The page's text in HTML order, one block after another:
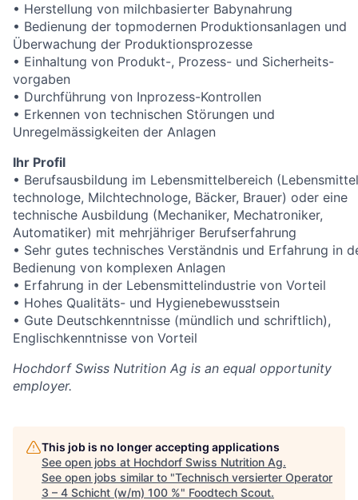
• Herstellung von milchbasierter Babynahrung
• Bedienung der topmodernen Produktionsanlagen und
Überwachung der Produktionsprozesse
• Einhaltung von Produkt-, Prozess- und Sicherheits-
vorgaben
• Durchführung von Inprozess-Kontrollen
• Erkennen von technischen Störungen und
Unregelmässigkeiten der Anlagen
Ihr Profil
• Berufsausbildung im Lebensmittelbereich
technologe, Milchtechnologe, Bäcker, Brauer) oder eine
technische Ausbildung (Mechaniker, Mechatroniker,
Automatiker) mit mehrjähriger Berufserfahrung
• Sehr gutes technisches Verständnis und Erfahrung in
Bedienung von komplexen Anlagen
• Erfahrung in der Lebensmittelindustrie von Vorteil
• Hohes Qualitäts- und Hygienebewusstsein
• Gute Deutschkenntnisse (mündlich und schriftlich),
Englischkenntnisse von Vorteil
Hochdorf Swiss Nutrition Ag is an equal opportunity
employer.
This job is no longer accepting applications
See open jobs at Hochdorf Swiss Nutrition Ag.
See open jobs similar to "Technisch versierter Operator
3 – 4 Schicht (w/m) 100 %" Foodtech Scout.